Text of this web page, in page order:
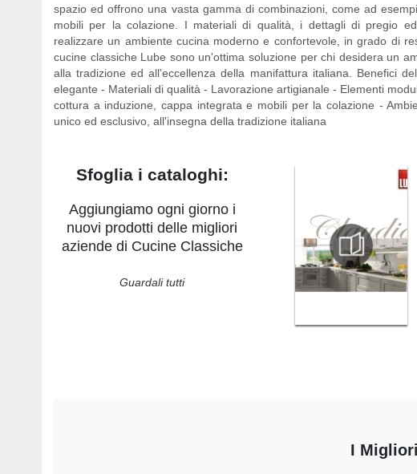
spazio ed offrono una vasta gamma di combinazioni, come ad
mobili per la colazione. I materiali di qualità, i dettagli di pregio
realizzare un ambiente cucina moderno e confortevole, in grado di
cucine classiche Lube sono un'ottima soluzione per chi desidera un
alla tradizione ed all'eccellenza della manifattura italiana. Benefici
elegante - Materiali di qualità - Lavorazione artigianale - Elementi
cottura a induzione, cappa integrata e mobili per la colazione -
unico ed esclusivo, all'insegna della tradizione italiana
Sfoglia i cataloghi:
Aggiungiamo ogni giorno i
nuovi prodotti delle migliori
aziende di Cucine Classiche
Guardali tutti
I